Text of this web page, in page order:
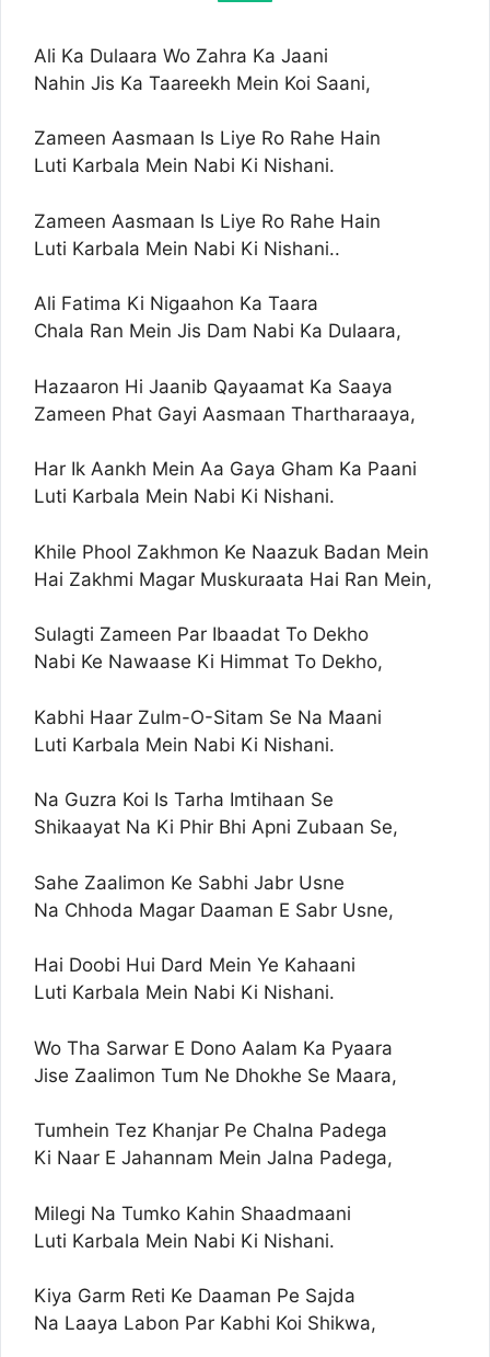
Ali Ka Dulaara Wo Zahra Ka Jaani
Nahin Jis Ka Taareekh Mein Koi Saani,
Zameen Aasmaan Is Liye Ro Rahe Hain
Luti Karbala Mein Nabi Ki Nishani.
Zameen Aasmaan Is Liye Ro Rahe Hain
Luti Karbala Mein Nabi Ki Nishani..
Ali Fatima Ki Nigaahon Ka Taara
Chala Ran Mein Jis Dam Nabi Ka Dulaara,
Hazaaron Hi Jaanib Qayaamat Ka Saaya
Zameen Phat Gayi Aasmaan Thartharaaya,
Har Ik Aankh Mein Aa Gaya Gham Ka Paani
Luti Karbala Mein Nabi Ki Nishani.
Khile Phool Zakhmon Ke Naazuk Badan Mein
Hai Zakhmi Magar Muskuraata Hai Ran Mein,
Sulagti Zameen Par Ibaadat To Dekho
Nabi Ke Nawaase Ki Himmat To Dekho,
Kabhi Haar Zulm-O-Sitam Se Na Maani
Luti Karbala Mein Nabi Ki Nishani.
Na Guzra Koi Is Tarha Imtihaan Se
Shikaayat Na Ki Phir Bhi Apni Zubaan Se,
Sahe Zaalimon Ke Sabhi Jabr Usne
Na Chhoda Magar Daaman E Sabr Usne,
Hai Doobi Hui Dard Mein Ye Kahaani
Luti Karbala Mein Nabi Ki Nishani.
Wo Tha Sarwar E Dono Aalam Ka Pyaara
Jise Zaalimon Tum Ne Dhokhe Se Maara,
Tumhein Tez Khanjar Pe Chalna Padega
Ki Naar E Jahannam Mein Jalna Padega,
Milegi Na Tumko Kahin Shaadmaani
Luti Karbala Mein Nabi Ki Nishani.
Kiya Garm Reti Ke Daaman Pe Sajda
Na Laaya Labon Par Kabhi Koi Shikwa,